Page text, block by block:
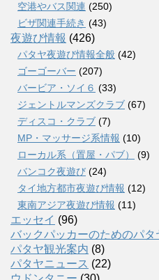
空港やバス関連 (250)
ビザ関連手続き (43)
夜遊び情報 (426)
パタヤ夜遊び情報全般 (42)
ゴーゴーバー (207)
バービア・ソイ６ (33)
ジェントルマンズクラブ (67)
ディスコ・クラブ (7)
MP・マッサージ系情報 (10)
ローカル系（置屋・パブ）
(9)
バンコク夜遊び (24)
タイ地方都市夜遊び情報 (12)
東南アジア夜遊び情報 (11)
エッセイ (96)
バックパッカーのためのパタ
パタヤ観光案内 (8)
パタヤニュース (22)